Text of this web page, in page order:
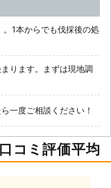
1本からでも伐採後の処
ります。まずは現地調
一度ご相談ください！
コミ評価平均